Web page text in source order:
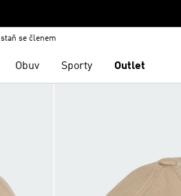
staň se členem
Obuv Sporty Outlet